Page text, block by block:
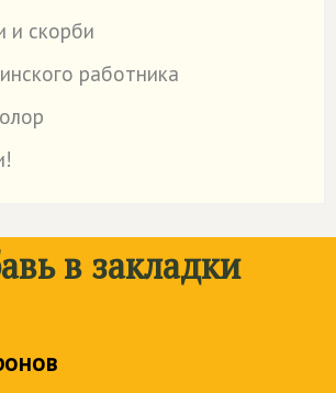
и скорби
работника
в закладки